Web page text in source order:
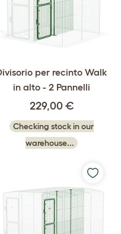
per recinto Walk
in alto - 2 Pannelli
229,00 €
Checking stock in our
warehouse...